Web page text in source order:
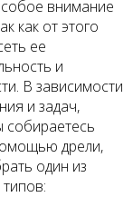
внимание
как от этого
ее
и
В зависимости
и задач,
собираетесь
дрели,
один из